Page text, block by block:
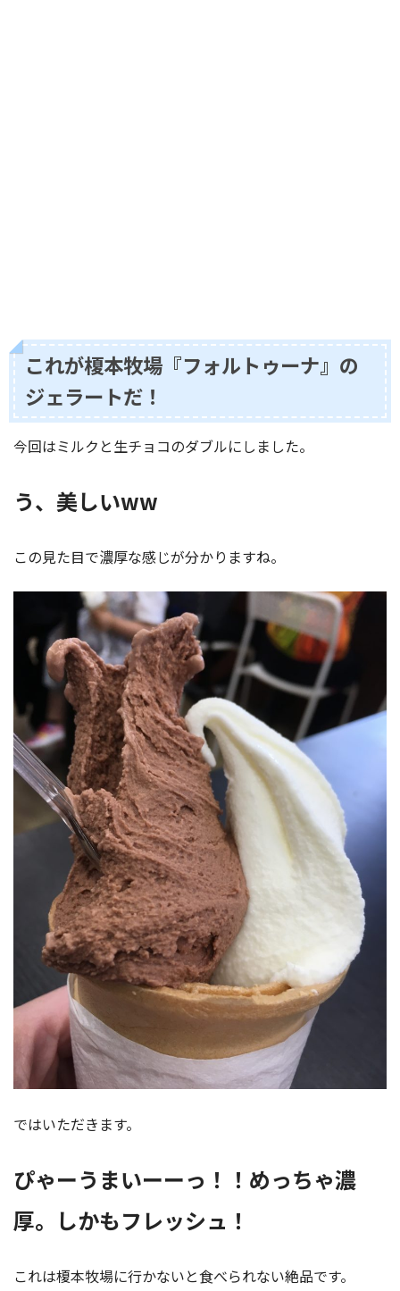
これが榎本牧場『フォルトゥーナ』の
ジェラートだ！
今回はミルクと生チョコのダブルにしました。
う、美しいww
この見た目で濃厚な感じが分かりますね。
ではいただきます。
ぴゃーうまいーーっ！！ めっちゃ濃
厚。しかもフレッシュ！
これは榎本牧場に行かないと食べられない絶品です。